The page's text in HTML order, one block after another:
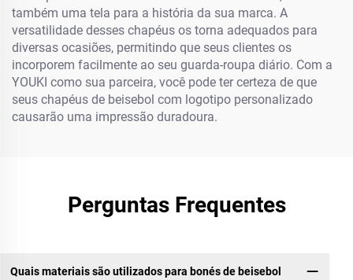
também uma tela para a história da sua marca. A
versatilidade desses chapéus os torna adequados para
diversas ocasiões, permitindo que seus clientes os
incorporem facilmente ao seu guarda-roupa diário. Com a
YOUKI como sua parceira, você pode ter certeza de que
seus chapéus de beisebol com logotipo personalizado
causarão uma impressão duradoura.
Perguntas Frequentes
Quais materiais são utilizados para bonés de beisebol